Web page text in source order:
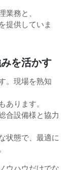
業務と、
提供していま
を活かす
。現場を熟知
あります。
合設備様と協力
状態で、最適に
ウハウだけでな